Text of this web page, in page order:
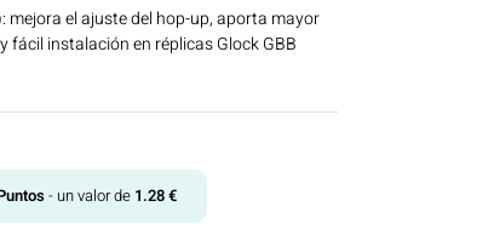
mejora el ajuste del hop-up, aporta mayor
fácil instalación en réplicas Glock GBB
- un valor de 1.28€